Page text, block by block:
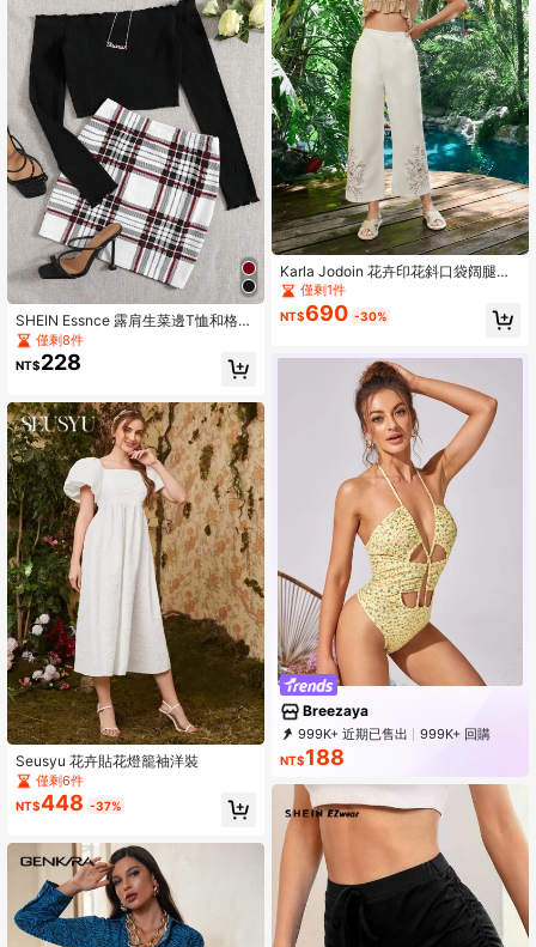
SHEIN Essnce 露肩生菜邊T恤和格紋
半身裙套裝
僅剩8件
NT$228
Seusyu 花卉貼花燈籠袖洋裝
僅剩6件
NT$448 -37%
Karla Jodoin 花卉印花斜口袋阔腿
裤，节日，感恩节
僅剩1件
NT$690 -30%
Breezaya
999K+ 近期已售出
999K+ 回購
615K 訂閱
NT$188